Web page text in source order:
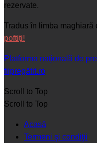
rezervate.
Tradus în limba maghiară
poftiți!
Platforma națională de
fiipregătit.ro
Scroll to Top
Scroll to Top
Acasă
Termeni şi condiţii